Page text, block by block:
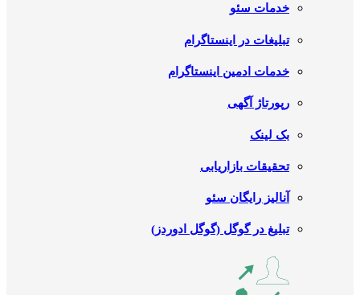
خدمات سئو
تبلیغات در اینستاگرام
خدمات ادمین اینستاگرام
رپورتاژ آگهی
بک لینک
تحقیقات بازاریابی
آنالیز رایگان سئو
تبلیغ در گوگل (گوگل ادوردز)